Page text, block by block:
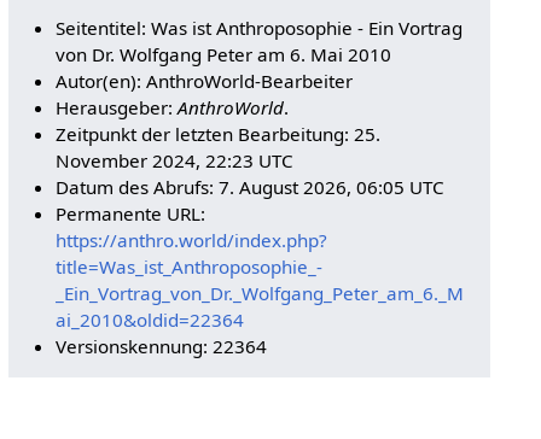
Seitentitel: Was ist Anthroposophie - Ein Vortrag
von Dr. Wolfgang Peter am 6. Mai 2010
Autor(en): AnthroWorld-Bearbeiter
Herausgeber:AnthroWorld.
Zeitpunkt der letzten Bearbeitung: 25.
November 2024, 22:23 UTC
Datum des Abrufs: 7. August 2026, 06:05 UTC
Permanente URL:
https://anthro.world/index.php?
title=Was_ist_Anthroposophie_-
_Ein_Vortrag_von_Dr._Wolfgang_Peter_am_6._M
ai_2010&oldid=22364
Versionskennung: 22364